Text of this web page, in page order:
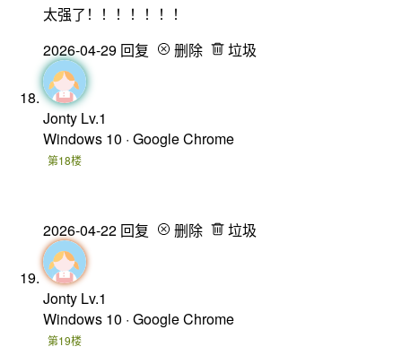
太强了！！！！！！！
2026-04-29 回复 删除 垃圾
Jonty Lv.1
Windows 10 · Google Chrome
第18楼
2026-04-22 回复 删除 垃圾
Jonty Lv.1
Windows 10 · Google Chrome
第19楼